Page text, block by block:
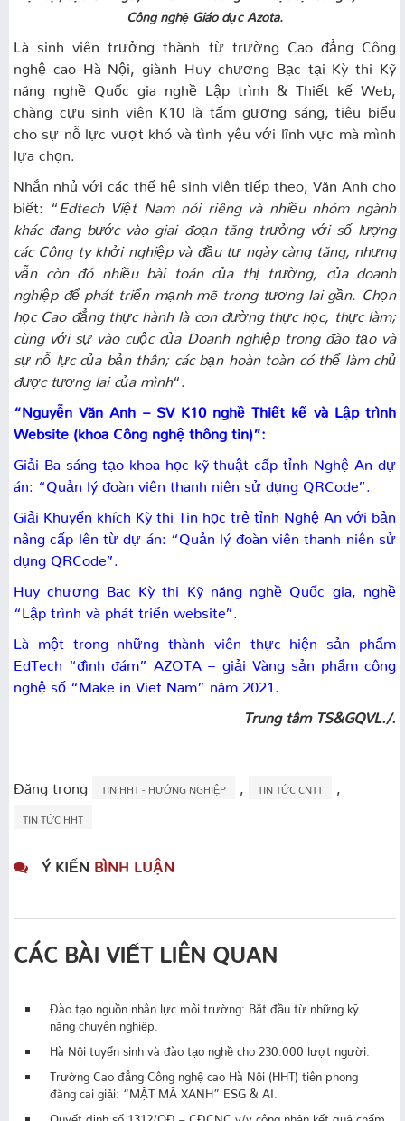
Công nghệ Giáo dục Azota.
Là sinh viên trưởng thành từ trường Cao đẳng Công
nghệ cao Hà Nội, giành Huy chương Bạc tại Kỳ thi Kỹ
năng nghề Quốc gia nghề Lập trình & Thiết kế Web,
chàng cựu sinh viên K10 là tấm gương sáng, tiêu biểu
cho sự nỗ lực vượt khó và tình yêu với lĩnh vực mà mình
lựa chọn.
Nhắn nhủ với các thế hệ sinh viên tiếp theo, Văn Anh cho
biết: “ Edtech Việt Nam nói riêng và nhiều nhóm ngành
khác đang bước vào giai đoạn tăng trưởng với số lượng
các Công ty khởi nghiệp và đầu tư ngày càng tăng, nhưng
vẫn còn đó nhiều bài toán của thị trường, của doanh
nghiệp để phát triển mạnh mẽ trong tương lai gần. Chọn
học Cao đẳng thực hành là con đường thực học, thực làm;
cùng với sự vào cuộc của Doanh nghiệp trong đào tạo và
sự nỗ lực của bản thân; các bạn hoàn toàn có thể làm chủ
được tương lai của mình“.
“Nguyễn Văn Anh – SV K10 nghề Thiết kế và Lập trình
Website (khoa Công nghệ thông tin)”:
Giải Ba sáng tạo khoa học kỹ thuật cấp tỉnh Nghệ An dự
án: “Quản lý đoàn viên thanh niên sử dụng QRCode”.
Giải Khuyến khích Kỳ thi Tin học trẻ tỉnh Nghệ An với bản
nâng cấp lên từ dự án: “Quản lý đoàn viên thanh niên sử
dụng QRCode”.
Huy chương Bạc Kỳ thi Kỹ năng nghề Quốc gia, nghề
“Lập trình và phát triển website”.
Là một trong những thành viên thực hiện sản phẩm
EdTech “đình đám” AZOTA – giải Vàng sản phẩm công
nghệ số “Make in Viet Nam” năm 2021.
Trung tâm TS&GQVL./.
Đăng trong TIN HHT - HƯỚNG NGHIỆP TIN TỨC CNTT
TIN TỨC HHT
Ý KIẾN BÌNH LUẬN
CÁC BÀI VIẾT LIÊN QUAN
Đào tạo nguồn nhân lực môi trường: Bắt đầu từ những kỹ
năng chuyên nghiệp.
Hà Nội tuyển sinh và đào tạo nghề cho 230.000 lượt người.
Trường Cao đẳng Công nghệ cao Hà Nội (HHT) tiên phong
đăng cai giải: “MẬT MÃ XANH” ESG & AI.
Quyết định số 1312/QĐ – CĐCNC v/v công nhận kết quả chấm